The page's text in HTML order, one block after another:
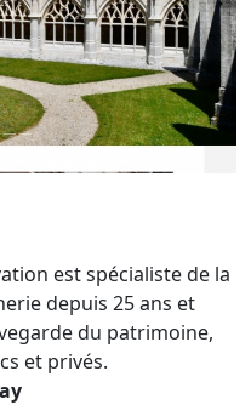
est spécialiste de la
depuis 25 ans et
du patrimoine,
et privés.